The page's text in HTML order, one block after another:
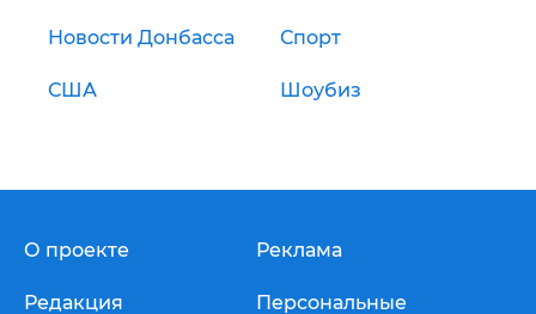
Новости Донбасса Спорт
США Шоубиз
О проекте
Редакция
Реклама
Персональные